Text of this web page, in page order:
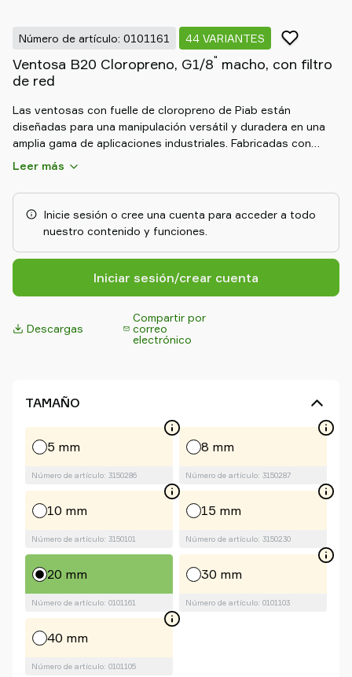
Número de artículo: 0101161 44 VARIANTES
Ventosa B20 Cloropreno, G1/8" macho, con filtro
de red
Las ventosas con fuelle de cloropreno de Piab están
diseñadas para una manipulación versátil y duradera en una
amplia gama de aplicaciones industriales. Fabricadas con
caucho de cloropreno de alta calidad, estas ventosas
y la abrasión. Su fuelle flexible se adapta a superficies
irregulares y curvas, compensando las diferencias de altura y
garantizando un agarre seguro. Ideales para automoción,
envase y embalaje y fabricación general, ofrecen un
rendimiento constante y duradero en entornos exigentes.
Leer más
Inicie sesión o cree una cuenta para acceder a todo
nuestro contenido y funciones.
Iniciar sesión/crear cuenta
Descargas
Compartir por
correo
electrónico
TAMAÑO
5 mm
Número de artículo: 3150286
8 mm
Número de artículo: 3150287
10 mm
Número de artículo: 3150101
15 mm
Número de artículo: 3150230
20 mm
Número de artículo: 0101161
30 mm
Número de artículo: 0101103
40 mm
Número de artículo: 0101105